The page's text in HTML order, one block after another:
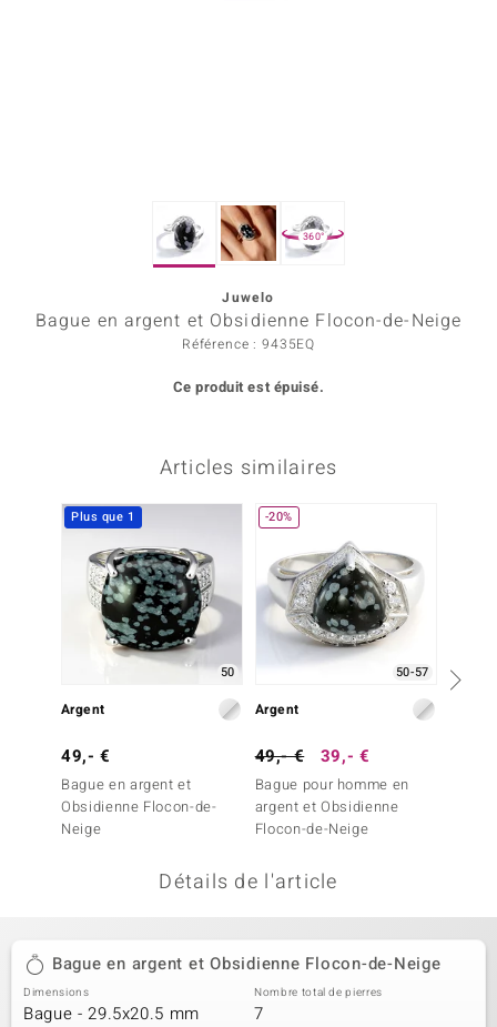
360°
Juwelo
Bague en argent et Obsidienne Flocon-de-Neige
Référence : 9435EQ
Ce produit est épuisé.
Articles similaires
Plus que 1
50
Argent
49,- €
Bague en argent et
Obsidienne Flocon-de-
Neige
-20%
50-57
Argent
49,- € 39,- €
Bague pour homme en
argent et Obsidienne
Flocon-de-Neige
Détails de l'article
Bague en argent et Obsidienne Flocon-de-Neige
Dimensions
Bague - 29.5x20.5 mm
Nombre total de pierres
7